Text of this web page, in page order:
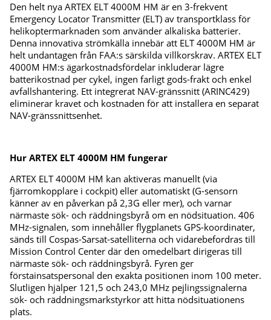
Den helt nya ARTEX ELT 4000M HM är en 3-frekvent
Emergency Locator Transmitter (ELT) av transportklass för
helikoptermarknaden som använder alkaliska batterier.
Denna innovativa strömkälla innebär att ELT 4000M HM är
helt undantagen från FAA:s särskilda villkorskrav. ARTEX ELT
4000M HM:s ägarkostnadsfördelar inkluderar lägre
batterikostnad per cykel, ingen farligt gods-frakt och enkel
avfallshantering. Ett integrerat NAV-gränssnitt (ARINC429)
eliminerar kravet och kostnaden för att installera en separat
NAV-gränssnittsenhet.
Hur ARTEX ELT 4000M HM fungerar
ARTEX ELT 4000M HM kan aktiveras manuellt (via
fjärromkopplare i cockpit) eller automatiskt (G-sensorn
känner av en påverkan på 2,3G eller mer), och varnar
närmaste sök- och räddningsbyrå om en nödsituation. 406
MHz-signalen, som innehåller flygplanets GPS-koordinater,
sänds till Cospas-Sarsat-satelliterna och vidarebefordras till
Mission Control Center där den omedelbart dirigeras till
närmaste sök- och räddningsbyrå. Fyren ger
förstainsatspersonal den exakta positionen inom 100 meter.
Slutligen hjälper 121,5 och 243,0 MHz pejlingssignalerna
sök- och räddningsmarkstyrkor att hitta nödsituationens
plats.